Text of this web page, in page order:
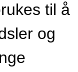
til å
og